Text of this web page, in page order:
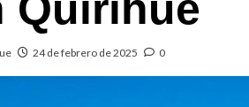
24 de febrero de 2025 0